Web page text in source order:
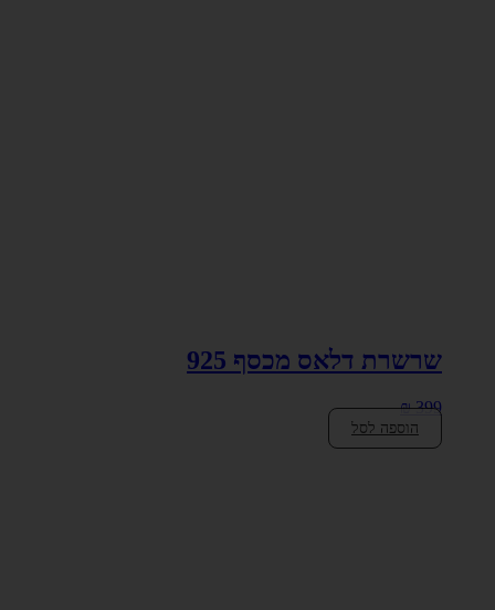
שרשרת דלאס מכסף 925
₪399
הוספה לסל